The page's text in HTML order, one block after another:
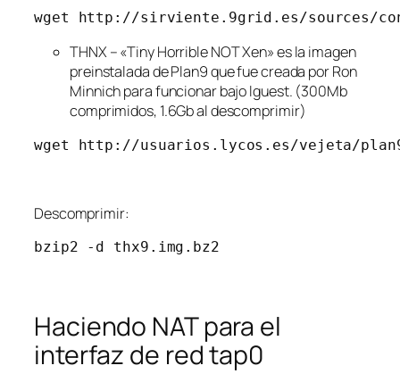
wget http://sirviente.9grid.es/sources/
THNX – «Tiny Horrible NOT Xen» es la imagen
preinstalada de Plan9 que fue creada por Ron
Minnich para funcionar bajo lguest. (300Mb
comprimidos, 1.6Gb al descomprimir)
wget http://usuarios.lycos.es/vejeta/
Descomprimir:
bzip2 -d thx9.img.bz2
Haciendo NAT para el
interfaz de red tap0